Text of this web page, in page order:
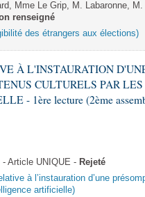
Mme Le Grip, M. Labaronne,
renseigné
des étrangers aux élections)
À L'INSTAURATION
CULTURELS PAR LES
- 1ère lecture (2ème
Article UNIQUE - Rejeté
à l’instauration d’une
artificielle)